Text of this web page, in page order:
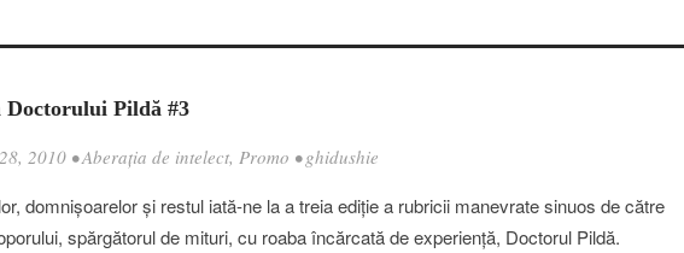
Doctorului Pildă #3
2010 •Aberația de intelect, Promo •ghidushie
domnişoarelor şi restul iată-ne la a treia ediţie a rubricii manevrate sinuos de către
spărgătorul de mituri, cu roaba încărcată de experienţă, Doctorul Pildă.